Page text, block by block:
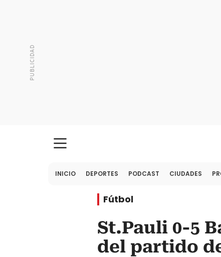
INICIO DEPORTES PODCAST CIUDADES
Fútbol
St.Pauli 0-5
del partido